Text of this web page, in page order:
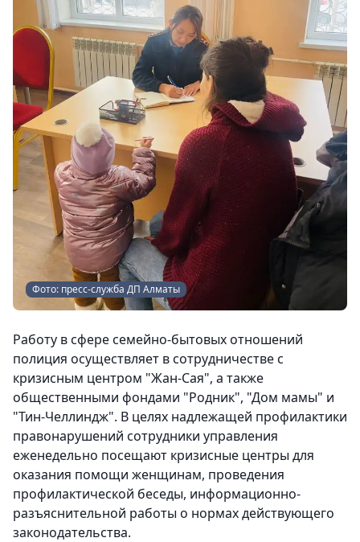
Фото: пресс-служба ДП Алматы
Работу в сфере семейно-бытовых отношений
полиция осуществляет в сотрудничестве с
кризисным центром "Жан-Сая", а также
общественными фондами "Родник", "Дом мамы" и
"Тин-Челлиндж". В целях надлежащей профилактики
правонарушений сотрудники управления
еженедельно посещают кризисные центры для
оказания помощи женщинам, проведения
профилактической беседы, информационно-
разъяснительной работы о нормах действующего
законодательства.